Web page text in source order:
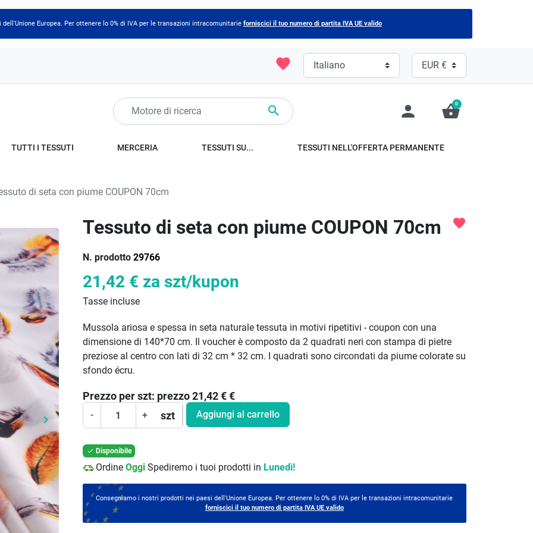
Europea. Per ottenere lo 0% di IVA per le transazioni intracomunitarie forniscici il tuo numero di partita IVA UE valido
favorite
 person shopping_basket
0
TUTTI I TESSUTI MERCERIA TESSUTI SU... TESSUTI NELL'OFFERTA PERMANENTE
di seta con piume COUPON 70cm
Prossimo
keyboard_arrow_right
Tessuto di seta con piume COUPON 70cm
N. prodotto 29766
favorite
21,42 € za szt/kupon
Tasse incluse
Mussola ariosa e spessa in seta naturale tessuta in motivi ripetitivi - coupon con una
dimensione di 140*70 cm. Il voucher è composto da 2 quadrati neri con stampa di pietre
preziose al centro con lati di 32 cm * 32 cm. I quadrati sono circondati da piume colorate su
sfondo écru.
Prezzo perszt: prezzo 21,42 €€
- + szt Aggiungi al carrello
 Disponibile
Ordine Oggi Spediremo i tuoi prodotti in Lunedì!
Consegniamo i nostri prodotti nei paesi dell'Unione Europea. Per ottenere lo 0% di IVA per le transazioni intracomunitarie
forniscici il tuo numero di partita IVA UE valido